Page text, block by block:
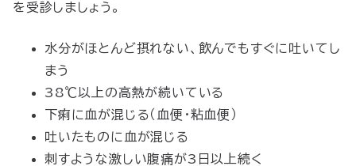
を受診しましょう。
水分がほとんど摂れない、飲んでもすぐに吐いてし
まう
38℃以上の高熱が続いている
下痢に血が混じる（血便・粘血便）
吐いたものに血が混じる
刺すような激しい腹痛が3日以上続く